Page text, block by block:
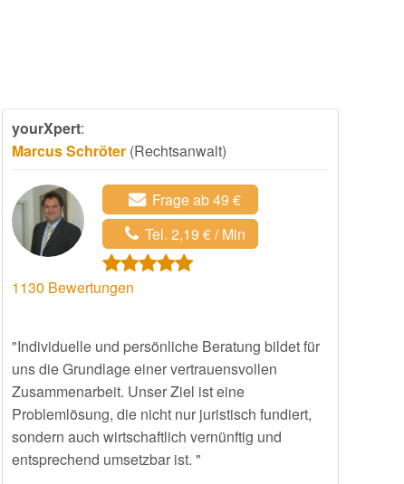
yourXpert:
Marcus Schröter (Rechtsanwalt)
Frage ab 49 €
Tel. 2,19 € / Min
1130 Bewertungen
"Individuelle und persönliche Beratung bildet für
uns die Grundlage einer vertrauensvollen
Zusammenarbeit. Unser Ziel ist eine
Problemlösung, die nicht nur juristisch fundiert,
sondern auch wirtschaftlich vernünftig und
entsprechend umsetzbar ist. "